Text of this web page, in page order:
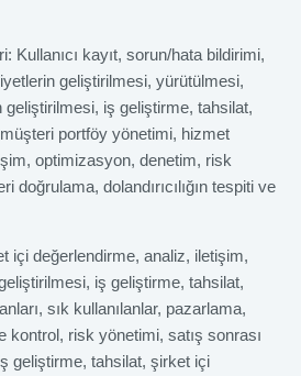
Kullanıcı kayıt, sorun/hata bildirimi,
geliştirilmesi, yürütülmesi,
geliştirilmesi, iş geliştirme, tahsilat,
portföy yönetimi, hizmet
optimizasyon, denetim, risk
doğrulama, dolandırıcılığın tespiti ve
içi değerlendirme, analiz, iletişim,
iş geliştirme, tahsilat,
sık kullanılanlar, pazarlama,
kontrol, risk yönetimi, satış sonrası
geliştirme, tahsilat, şirket içi